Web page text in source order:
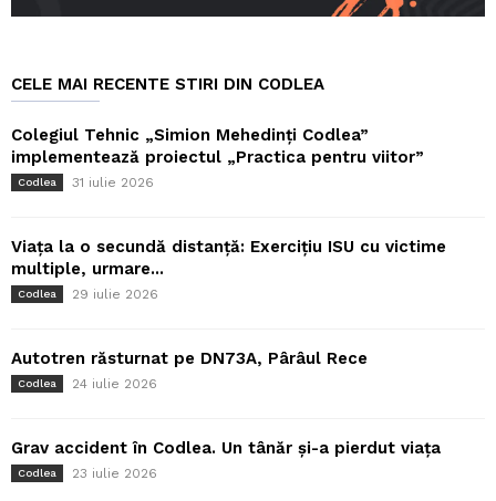
CELE MAI RECENTE STIRI DIN CODLEA
Colegiul Tehnic „Simion Mehedinți Codlea”
implementează proiectul „Practica pentru viitor”
Codlea 31 iulie 2026
Viața la o secundă distanță: Exercițiu ISU cu victime
multiple, urmare...
Codlea 29 iulie 2026
Autotren răsturnat pe DN73A, Pârâul Rece
Codlea 24 iulie 2026
Grav accident în Codlea. Un tânăr și-a pierdut viața
Codlea 23 iulie 2026